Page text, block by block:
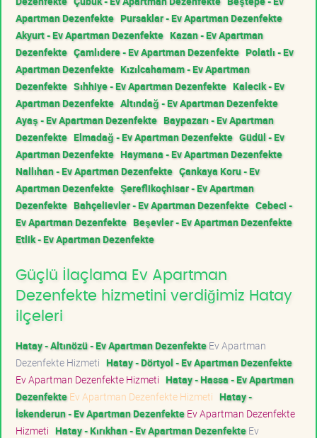
Apartman Dezenfekte Pursaklar - Ev Apartman Dezenfekte
Akyurt - Ev Apartman Dezenfekte Kazan - Ev Apartman
Dezenfekte Çamlıdere - Ev Apartman Dezenfekte Polatlı - Ev
Apartman Dezenfekte Kızılcahamam - Ev Apartman
Dezenfekte Sıhhiye - Ev Apartman Dezenfekte Kalecik - Ev
Apartman Dezenfekte Altındağ - Ev Apartman Dezenfekte
Ayaş - Ev Apartman Dezenfekte Baypazarı - Ev Apartman
Dezenfekte Elmadağ - Ev Apartman Dezenfekte Güdül - Ev
Apartman Dezenfekte Haymana - Ev Apartman Dezenfekte
Nallıhan - Ev Apartman Dezenfekte Çankaya Koru - Ev
Apartman Dezenfekte Şereflikoçhisar - Ev Apartman
Dezenfekte Bahçelievler - Ev Apartman Dezenfekte Cebeci -
Ev Apartman Dezenfekte Beşevler - Ev Apartman Dezenfekte
Etlik - Ev Apartman Dezenfekte
Güçlü İlaçlama Ev Apartman
Dezenfekte hizmetini verdiğimiz Hatay
ilçeleri
Hatay - Altınözü - Ev Apartman DezenfekteEv Apartman
Dezenfekte Hizmeti Hatay - Dörtyol - Ev Apartman Dezenfekte
Ev Apartman Dezenfekte Hizmeti Hatay - Hassa - Ev Apartman
DezenfekteEv Apartman Dezenfekte Hizmeti Hatay -
İskenderun - Ev Apartman DezenfekteEv Apartman Dezenfekte
Hizmeti Hatay - Kırıkhan - Ev Apartman DezenfekteEv